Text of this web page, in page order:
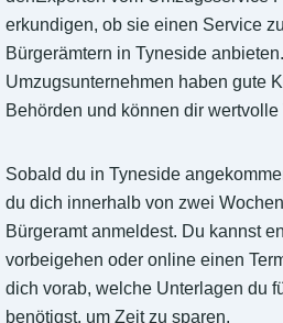
erkundigen, ob sie einen Service
Bürgerämtern in Tyneside
Umzugsunternehmen haben gute
Behörden und können dir wertvolle
Sobald du in Tyneside
du dich innerhalb von zwei
Bürgeramt anmeldest. Du kannst
vorbeigehen oder online einen
dich vorab, welche Unterlagen du
benötigst, um Zeit zu sparen.